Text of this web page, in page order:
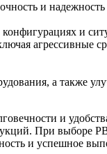
и
и
агрессивные
а также
и
При выборе
и успешное